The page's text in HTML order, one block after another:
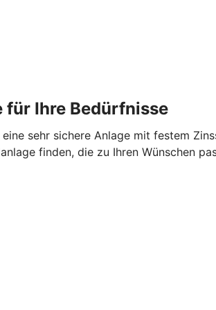
für Ihre Bedürfnisse
sehr sichere Anlage mit festem
finden, die zu Ihren Wünschen